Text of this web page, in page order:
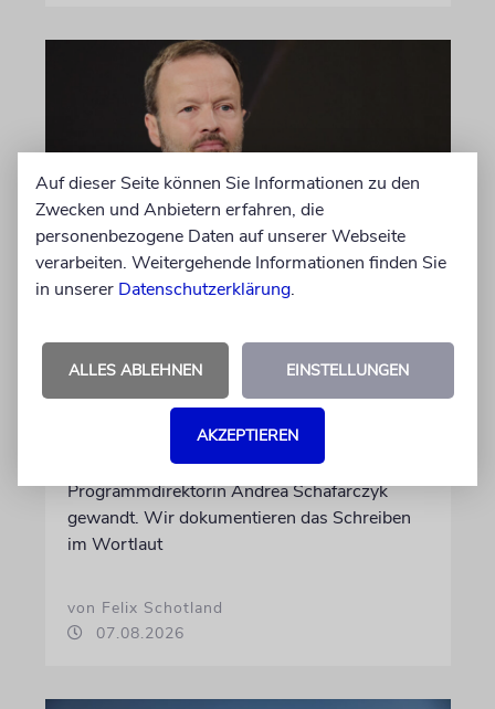
MEINUNG
Glaubwürdigkeit des ÖRR
untergräbt
Nach dem X-Post des Journalisten hat sich
Felix Schotland, Vorstand der Synagogen-
Gemeinde Köln, an WDR-
Programmdirektorin Andrea Schafarczyk
gewandt. Wir dokumentieren das Schreiben
im Wortlaut
von Felix Schotland
07.08.2026
Auf dieser Seite können Sie Informationen zu den
Zwecken und Anbietern erfahren, die
personenbezogene Daten auf unserer Webseite
verarbeiten. Weitergehende Informationen finden Sie
in unserer Datenschutzerklärung.
ALLES ABLEHNEN EINSTELLUNGEN
AKZEPTIEREN